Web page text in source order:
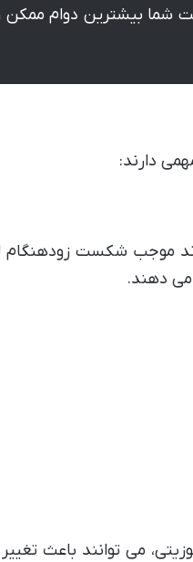
شما بیشترین دوام ممکن
دارند:
موجب شکست زودهنگام
می دهند.
می توانند باعث